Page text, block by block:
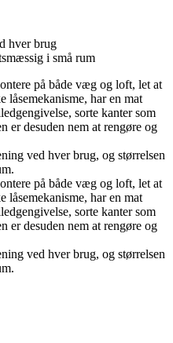
hver brug
i små rum
på både væg og loft, let at
låsemekanisme, har en mat
sorte kanter som
er desuden nem at rengøre og
ved hver brug, og størrelsen
på både væg og loft, let at
låsemekanisme, har en mat
sorte kanter som
er desuden nem at rengøre og
ved hver brug, og størrelsen